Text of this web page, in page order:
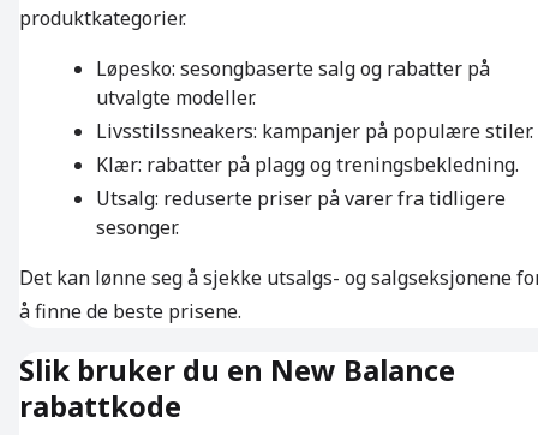
produktkategorier.
Løpesko: sesongbaserte salg og rabatter på
utvalgte modeller.
Livsstilssneakers: kampanjer på populære stiler.
Klær: rabatter på plagg og treningsbekledning.
Utsalg: reduserte priser på varer fra tidligere
sesonger.
Det kan lønne seg å sjekke utsalgs- og salgseksjonene
å finne de beste prisene.
Slik bruker du en New Balance
rabattkode